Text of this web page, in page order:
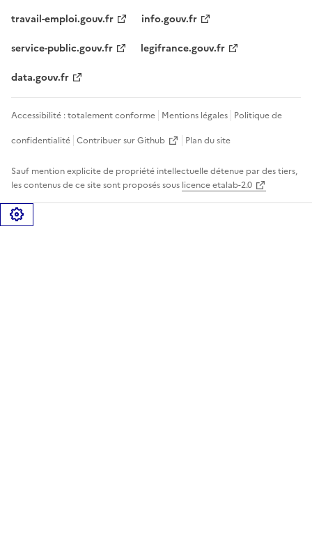
travail-emploi.gouv.fr
info.gouv.fr
service-public.gouv.fr
legifrance.gouv.fr
data.gouv.fr
Accessibilité : totalement conforme Mentions légales Politique de
confidentialité Contribuer sur Github Plan du site
Sauf mention explicite de propriété intellectuelle détenue par des tiers,
les contenus de ce site sont proposés sous licence etalab-2.0
Gérer les cookies